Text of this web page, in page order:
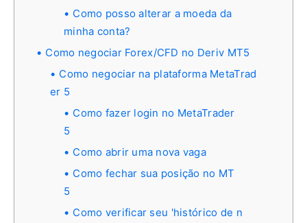
Como posso alterar a moeda da
minha conta?
Como negociar Forex/CFD no Deriv MT5
Como negociar na plataforma MetaTrad
er 5
Como fazer login no MetaTrader
5
Como abrir uma nova vaga
Como fechar sua posição no MT
5
Como verificar seu 'histórico de n